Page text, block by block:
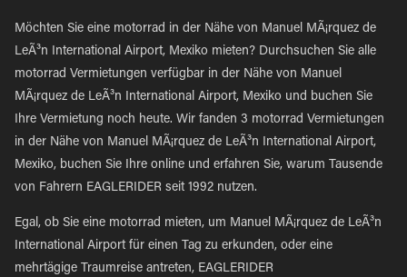
Möchten Sie eine motorrad in der Nähe von Manuel MÃ¡rquez de
LeÃ³n International Airport, Mexiko mieten? Durchsuchen Sie alle
motorrad Vermietungen verfügbar in der Nähe von Manuel
MÃ¡rquez de LeÃ³n International Airport, Mexiko und buchen Sie
Ihre Vermietung noch heute. Wir fanden 3 motorrad Vermietungen
in der Nähe von Manuel MÃ¡rquez de LeÃ³n International Airport,
Mexiko, buchen Sie Ihre online und erfahren Sie, warum Tausende
von Fahrern EAGLERIDER seit 1992 nutzen.
Egal, ob Sie eine motorrad mieten, um Manuel MÃ¡rquez de LeÃ³n
International Airport für einen Tag zu erkunden, oder eine
mehrtägige Traumreise antreten, EAGLERIDER